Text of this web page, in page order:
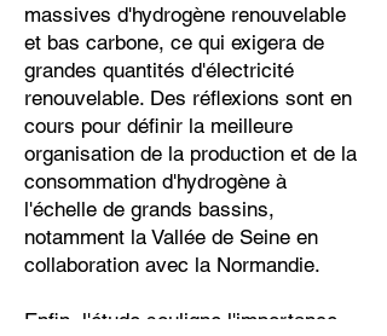
massives d'hydrogène renouvelable
et bas carbone, ce qui exigera de
grandes quantités d'électricité
renouvelable. Des réflexions sont en
cours pour définir la meilleure
organisation de la production et de la
consommation d'hydrogène à
l'échelle de grands bassins,
notamment la Vallée de Seine en
collaboration avec la Normandie.
Enfin, l'étude souligne l'importance